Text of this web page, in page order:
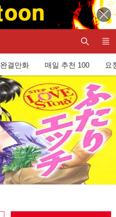
완결만화 매일 추천 100 요